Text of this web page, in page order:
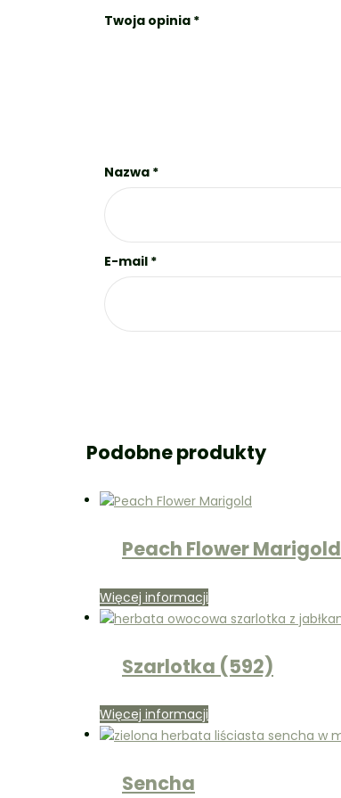
Twoja opinia *
Nazwa *
E-mail *
Podobne produkty
Peach Flower Marigold
Więcej informacji
Szarlotka (592)
Więcej informacji
Sencha